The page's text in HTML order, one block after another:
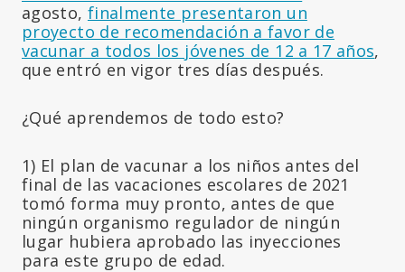
agosto, finalmente presentaron un
proyecto de recomendación a favor de
vacunar a todos los jóvenes de 12 a 17 años,
que entró en vigor tres días después.
¿Qué aprendemos de todo esto?
1) El plan de vacunar a los niños antes del
final de las vacaciones escolares de 2021
tomó forma muy pronto, antes de que
ningún organismo regulador de ningún
lugar hubiera aprobado las inyecciones
para este grupo de edad.